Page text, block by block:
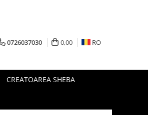
0726037030 0,00 RO
CREATOAREA SHEBA